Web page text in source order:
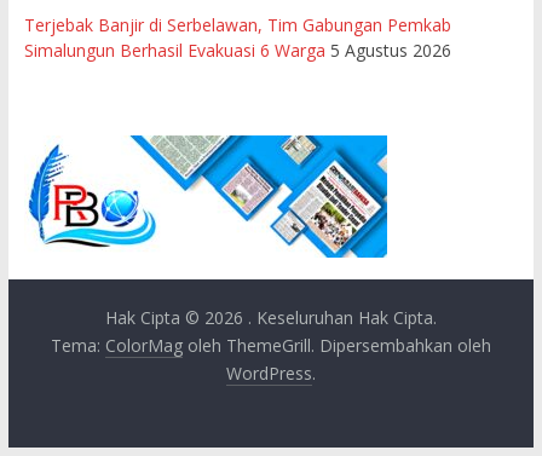
Terjebak Banjir di Serbelawan, Tim Gabungan Pemkab
Simalungun Berhasil Evakuasi 6 Warga 5 Agustus 2026
Hak Cipta © 2026 . Keseluruhan Hak Cipta.
Tema: ColorMagoleh ThemeGrill. Dipersembahkan oleh
WordPress.